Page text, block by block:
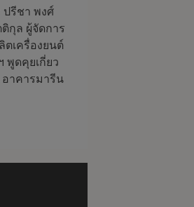
ปรีชา พงศ์
กุล ผู้จัดการ
ตเครื่องยนต์
พูดคุยเกี่ยว
อาคารมารีน